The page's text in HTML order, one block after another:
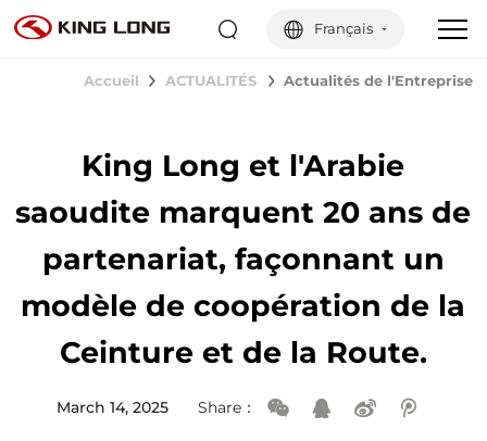
Français
Accueil ACTUALITÉS Actualités de l'Entreprise
King Long et l'Arabie
saoudite marquent 20 ans de
partenariat, façonnant un
modèle de coopération de la
Ceinture et de la Route.
March 14, 2025 Share：